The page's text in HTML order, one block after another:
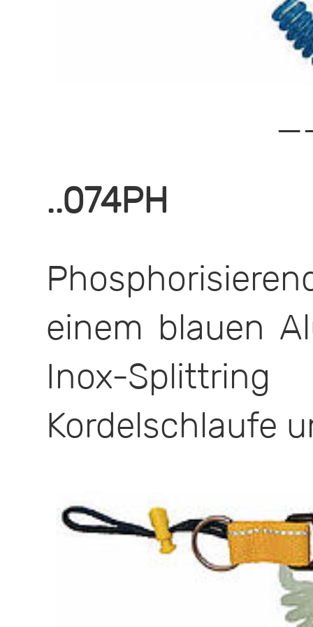
..074PH
einem blauen
Inox-
Kordelschlaufe